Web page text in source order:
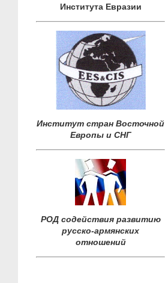
Института Евразии
Институт стран Восточной
Европы и СНГ
РОД содействия развитию
русско-армянских
отношений